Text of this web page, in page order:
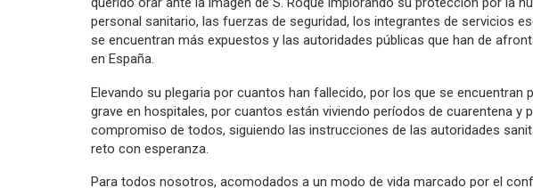
personal sanitario, las fuerzas de seguridad, los integrantes de servicios
se encuentran más expuestos y las autoridades públicas que han de
en España.
Elevando su plegaria por cuantos han fallecido, por los que se encuentran
grave en hospitales, por cuantos están viviendo períodos de cuarentena y
compromiso de todos, siguiendo las instrucciones de las autoridades
reto con esperanza.
Para todos nosotros, acomodados a un modo de vida marcado por el